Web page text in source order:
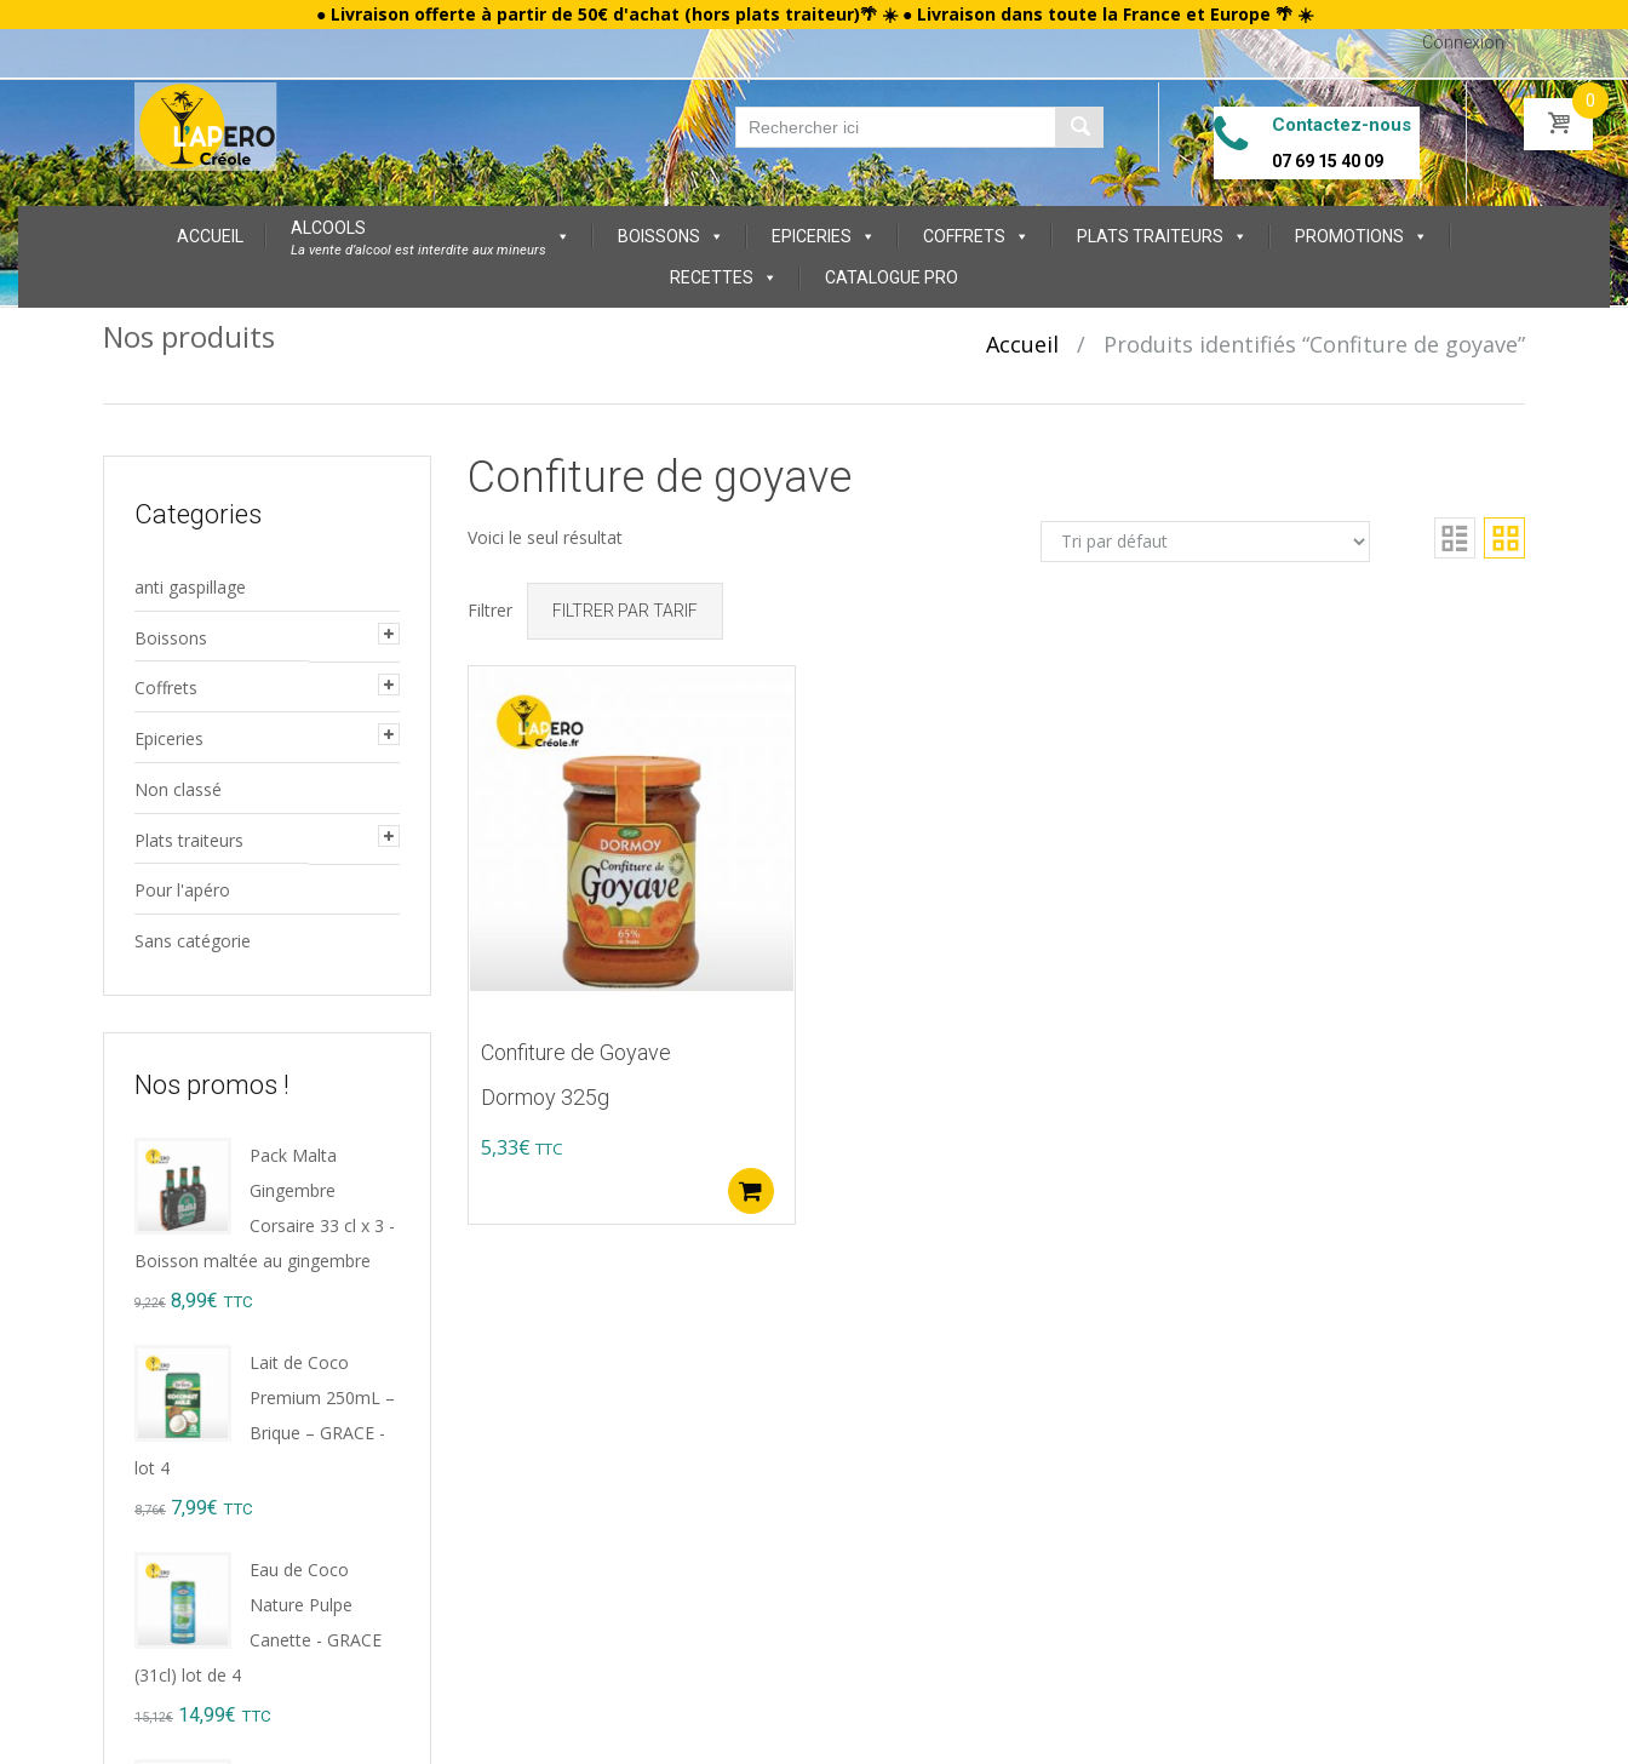
● Livraison offerte à partir de 50€ d'achat (hors plats traiteur)🌴 ☀️ ● Livraison dans toute la France et Europe 🌴 ☀️
Connexion
Contactez-nous
07 69 15 40 09
0
Skip
to
content
ACCUEIL ALCOOLS
La vente d’alcool est interdite aux mineurs
BOISSONS EPICERIES COFFRETS PLATS TRAITEURS PROMOTIONS
RECETTES CATALOGUE PRO
Nos produits Accueil / Produits identifiés “Confiture de goyave”
Confiture de goyave
Voici le seul résultat
Filtrer FILTRER PAR TARIF
Confiture de Goyave
Dormoy 325g
5,33€ TTC
Categories
anti gaspillage
Boissons
Coffrets
Epiceries
Non classé
Plats traiteurs
Pour l'apéro
Sans catégorie
Nos promos !
Pack Malta
Gingembre
Corsaire 33 cl x 3 -
Boisson maltée au gingembre
9,22€ Original
was:
9,22€.
8,99€ Current
TTC
Lait de Coco
Premium 250mL –
Brique – GRACE -
lot 4
8,76€ Original
was:
8,76€.
7,99€ Current
TTC
Eau de Coco
Nature Pulpe
Canette - GRACE
(31cl) lot de 4
15,12€ Original
14,99€ Current
TTC